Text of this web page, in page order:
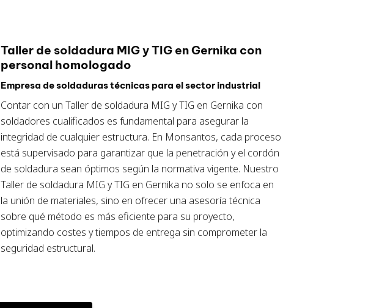
Taller de soldadura MIG y TIG en Gernika con
personal homologado
Empresa de soldaduras técnicas para el sector industrial
Contar con un Taller de soldadura MIG y TIG en Gernika con
soldadores cualificados es fundamental para asegurar la
integridad de cualquier estructura. En Monsantos, cada proceso
está supervisado para garantizar que la penetración y el cordón
de soldadura sean óptimos según la normativa vigente. Nuestro
Taller de soldadura MIG y TIG en Gernika no solo se enfoca en
la unión de materiales, sino en ofrecer una asesoría técnica
sobre qué método es más eficiente para su proyecto,
optimizando costes y tiempos de entrega sin comprometer la
seguridad estructural.